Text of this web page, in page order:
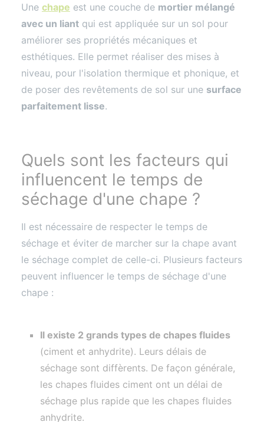
Une chape est une couche de mortier mélangé
avec un liantqui est appliquée sur un sol pour
améliorer ses propriétés mécaniques et
esthétiques. Elle permet réaliser des mises à
niveau, pour l'isolation thermique et phonique, et
de poser des revêtements de sol sur une surface
parfaitement lisse.
Quels sont les facteurs qui
influencent le temps de
séchage d'une chape ?
Il est nécessaire de respecter le temps de
séchage et éviter de marcher sur la chape avant
le séchage complet de celle-ci. Plusieurs facteurs
peuvent influencer le temps de séchage d'une
chape :
Il existe 2 grands types de chapes fluides
(ciment et anhydrite). Leurs délais de
séchage sont diffèrents. De façon générale,
les chapes fluides ciment ont un délai de
séchage plus rapide que les chapes fluides
anhydrite.